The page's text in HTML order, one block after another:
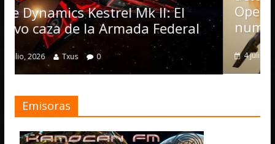
II: El
Federal
Operations, el vehículo
numerosas mejoras
4 julio, 2026 Txus
Emisoras